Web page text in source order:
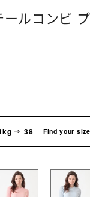
ルコンビ
38 Find your size